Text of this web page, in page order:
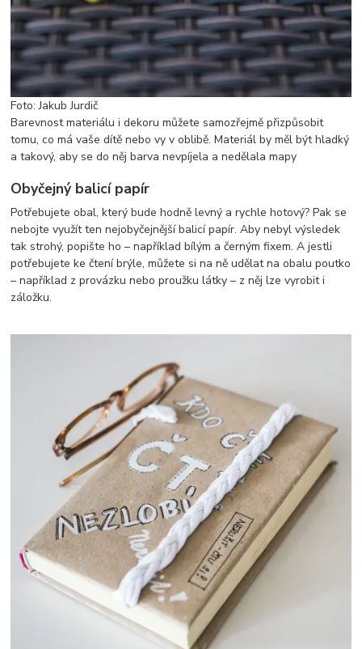
Foto: Jakub Jurdič
Barevnost materiálu i dekoru můžete samozřejmě přizpůsobit
tomu, co má vaše dítě nebo vy v oblibě. Materiál by měl být hladký
a takový, aby se do něj barva nevpíjela a nedělala mapy
Obyčejný balicí papír
Potřebujete obal, který bude hodně levný a rychle hotový? Pak se
nebojte využít ten nejobyčejnější balicí papír. Aby nebyl výsledek
tak strohý, popište ho – například bílým a černým fixem. A jestli
potřebujete ke čtení brýle, můžete si na ně udělat na obalu poutko
– například z provázku nebo proužku látky – z něj lze vyrobit i
záložku.